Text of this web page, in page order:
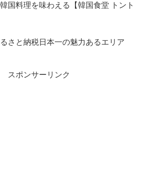
国料理を味わえる【韓国食堂 トント
るさと納税日本一の魅力あるエリア
スポンサーリンク